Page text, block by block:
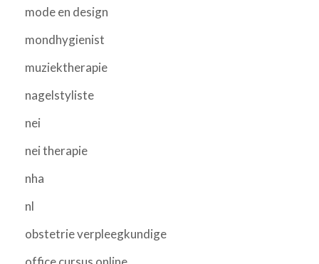
mode en design
mondhygienist
muziektherapie
nagelstyliste
nei
nei therapie
nha
nl
obstetrie verpleegkundige